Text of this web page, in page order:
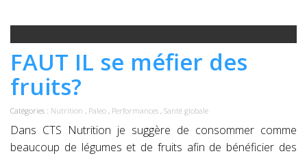
FAUT IL se méfier des
fruits?
Catégories : Nutrition , Paleo , Performances , Santé globale
Dans CTS Nutrition je suggère de consommer comme
beaucoup de légumes et de fruits afin de bénéficier des